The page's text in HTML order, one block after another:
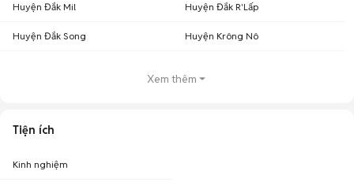
Huyện Đắk Mil Huyện Đắk R'Lấp
Huyện Đắk Song Huyện Krông Nô
Xem thêm
Tiện ích
Kinh nghiệm